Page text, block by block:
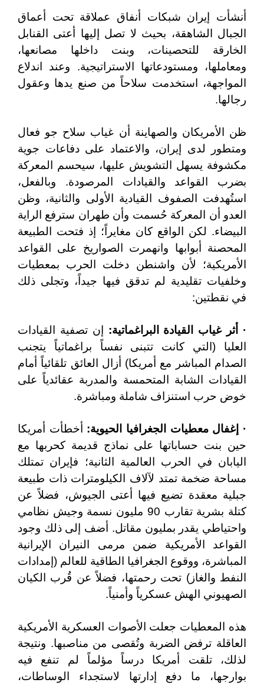
أنشأت إيران شبكات أنفاق عملاقة تحت أعماق
الجبال الشاهقة، بحيث لا تصل إليها أعتى القنابل
الخارقة للتحصينات، وبنت داخلها مصانعها،
ومعاملها، ومستودعاتها الاستراتيجية. وعند اندلاع
المواجهة، استخدمت سلاحاً من صنع يدها وعقول
رجالها.
ظن الأمريكان والصهاينة أن غياب سلاح جو فعال
ومتطور لدى إيران، والاعتماد على دفاعات جوية
مكشوفة يسهل التشويش عليها، سيحسم المعركة
بضرب القواعد والقيادات المرصودة. وبالفعل،
استُهدفت الصفوف القيادية الأولى والثانية، وظن
العدو أن المعركة حُسمت وأن طهران سترفع الراية
البيضاء. لكن الواقع كان مغايراً؛ إذ فتحت الطبيعة
المحصنة أبوابها وانهمرت الصواريخ على القواعد
الأمريكية؛ لأن واشنطن دخلت الحرب بمعطيات
وخلفيات تقليدية لم تدقق فيها جيداً، وتجلى ذلك
في نقطتين:
· أثر غياب القيادة البراغماتية: إن تصفية القيادات
العليا (التي كانت تتبنى نفساً براغماتياً يتجنب
الصدام المباشر مع أمريكا) أزال العائق تلقائياً أمام
القيادات الشابة المتحمسة والمدربة عقائدياً على
خوض حرب استنزاف شاملة ومباشرة.
· إغفال معطيات الجغرافيا الحيوية: أخطأت أمريكا
حين بنت حساباتها على نماذج قديمة كحربها مع
اليابان في الحرب العالمية الثانية؛ فإيران تمتلك
مساحة ضخمة تمتد لآلاف الكيلومترات ذات طبيعة
جبلية معقدة تضيع فيها أعتى الجيوش، فضلاً عن
كتلة بشرية تقارب 90 مليون نسمة وجيش نظامي
واحتياطي يقدر بمليون مقاتل. أضف إلى ذلك وجود
القواعد الأمريكية ضمن مرمى النيران الإيرانية
المباشرة، ووقوع الجغرافيا الطاقية للعالم (إمدادات
النفط والغاز) تحت رحمتها، فضلاً عن قُرب الكيان
الصهيوني الهش عسكرياً وأمنياً.
هذه المعطيات جعلت الأصوات العسكرية الأمريكية
العاقلة ترفض الضربة وتُقصى من مناصبها. ونتيجة
لذلك، تلقت أمريكا درساً مؤلماً لم تنفع فيه
بوارجها، ما دفع إدارتها لاستجداء الوساطات،